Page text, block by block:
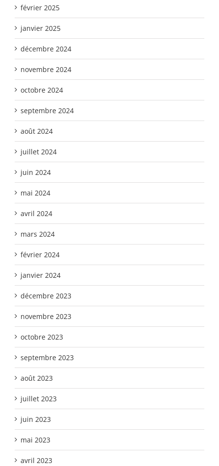
février 2025
janvier 2025
décembre 2024
novembre 2024
octobre 2024
septembre 2024
août 2024
juillet 2024
juin 2024
mai 2024
avril 2024
mars 2024
février 2024
janvier 2024
décembre 2023
novembre 2023
octobre 2023
septembre 2023
août 2023
juillet 2023
juin 2023
mai 2023
avril 2023